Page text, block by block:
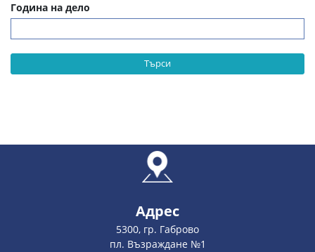
Година на дело
Търси
Адрес
5300, гр. Габрово
пл. Възраждане №1